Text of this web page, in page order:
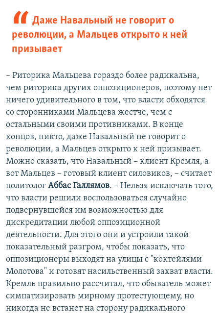
Даже Навальный не говорит о
революции, а Мальцев открыто к ней
призывает
– Риторика Мальцева гораздо более радикальна,
чем риторика других оппозиционеров, поэтому нет
ничего удивительного в том, что власти обходятся
со сторонниками Мальцева жестче, чем с
остальными своими противниками. В конце
концов, никто, даже Навальный не говорит о
революции, а Мальцев открыто к ней призывает.
Можно сказать, что Навальный – клиент Кремля, а
вот Мальцев – готовый клиент силовиков, – считает
политолог Аббас Галлямов. – Нельзя исключать того,
что власти решили воспользоваться случайно
подвернувшейся им возможностью для
дискредитации любой оппозиционной
деятельности. Для этого они и устроили такой
показательный разгром, чтобы показать, что
оппозиционеры выходят на улицы с "коктейлями
Молотова" и готовят насильственный захват власти.
Кремль правильно рассчитал, что обыватель может
симпатизировать мирному протестующему, но
никогда не встанет на сторону радикального